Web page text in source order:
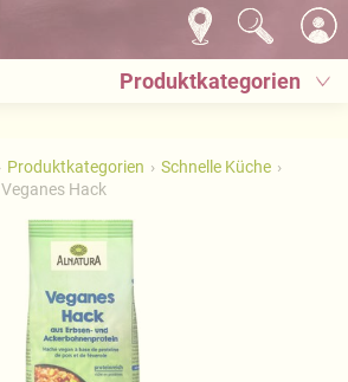
Produktkategorien
Produktkategorien
Schnelle Küche
Veganes Hack